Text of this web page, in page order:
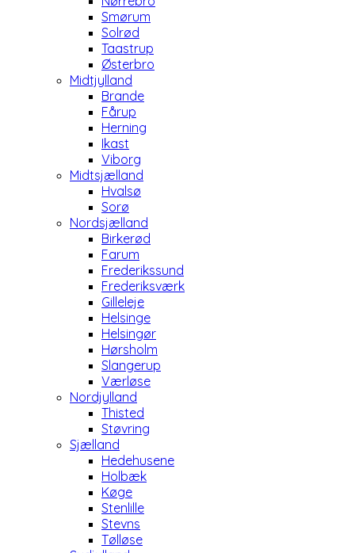
Smørum
Solrød
Taastrup
Østerbro
Midtjylland
Brande
Fårup
Herning
Ikast
Viborg
Midtsjælland
Hvalsø
Sorø
Nordsjælland
Birkerød
Farum
Frederikssund
Frederiksværk
Gilleleje
Helsinge
Helsingør
Hørsholm
Slangerup
Værløse
Nordjylland
Thisted
Støvring
Sjælland
Hedehusene
Holbæk
Køge
Stenlille
Stevns
Tølløse